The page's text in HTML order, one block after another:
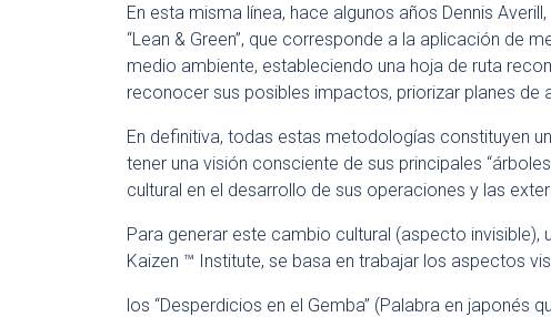
En esta misma línea, hace algunos años Dennis
“Lean & Green”, que corresponde a la aplicación de
medio ambiente, estableciendo una hoja de ruta
reconocer sus posibles impactos, priorizar planes de
En definitiva, todas estas metodologías constituyen
tener una visión consciente de sus principales
cultural en el desarrollo de sus operaciones y las
Para generar este cambio cultural (aspecto
Kaizen ™ Institute, se basa en trabajar los aspectos
los “Desperdicios en el Gemba” (Palabra en japonés